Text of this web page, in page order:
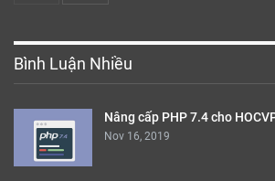
Bình Luận Nhiều
Nâng cấp PHP 7.4 cho
Nov 16, 2019